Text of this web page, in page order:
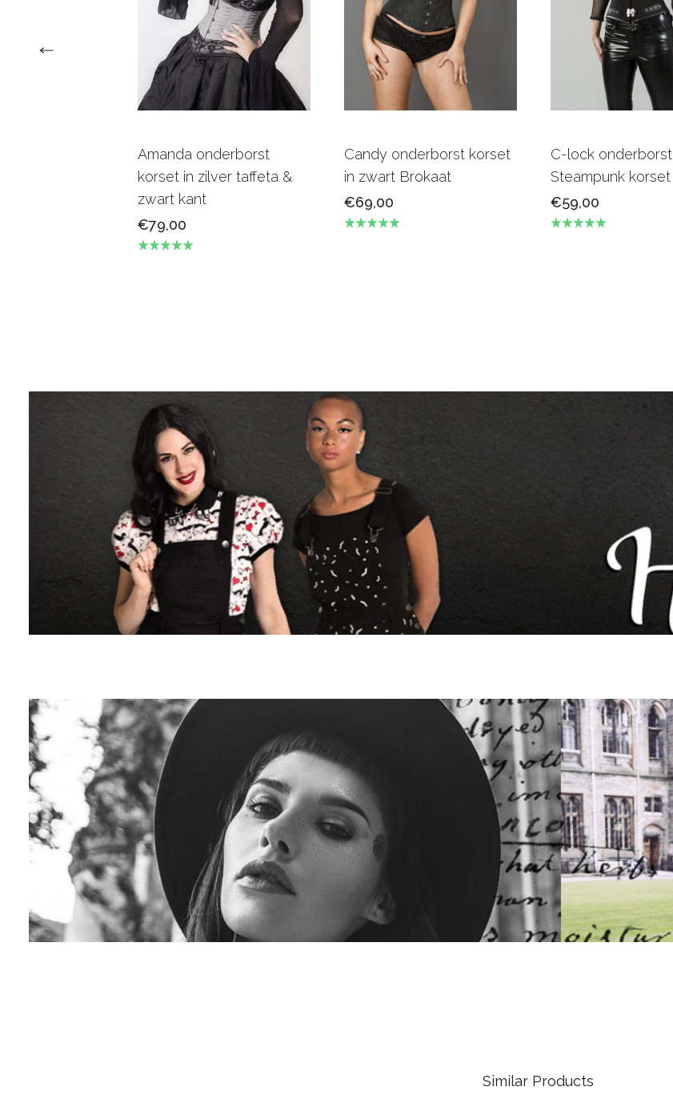
Amanda onderborst
korset in zilver taffeta &
zwart kant
€79,00
Candy onderborst korset
in zwart Brokaat
€69,00
C-lock onderborst
Steampunk korset
€59,00
Similar Products